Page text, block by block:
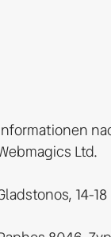
Ltd.
14-18